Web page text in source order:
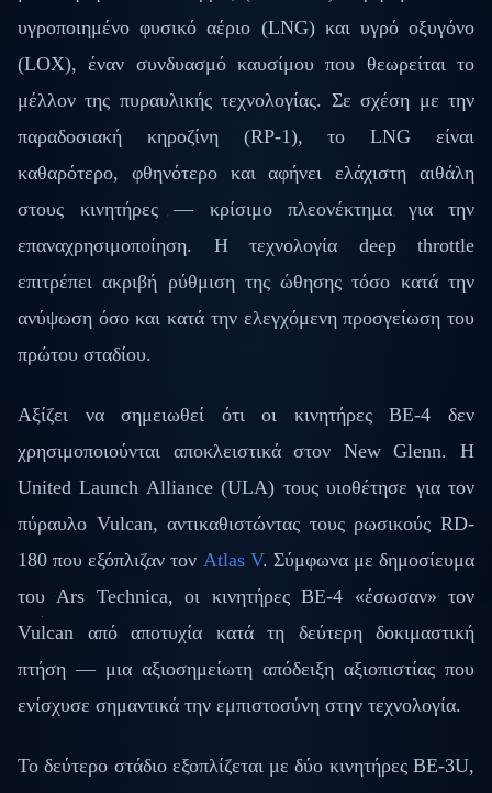
υγροποιημένο φυσικό αέριο (LNG) και υγρό οξυγόνο
(LOX), έναν συνδυασμό καυσίμου που θεωρείται το
μέλλον της πυραυλικής τεχνολογίας. Σε σχέση με την
παραδοσιακή κηροζίνη (RP-1), το LNG είναι
καθαρότερο, φθηνότερο και αφήνει ελάχιστη αιθάλη
στους κινητήρες — κρίσιμο πλεονέκτημα για την
επαναχρησιμοποίηση. Η τεχνολογία deep throttle
επιτρέπει ακριβή ρύθμιση της ώθησης τόσο κατά την
ανύψωση όσο και κατά την ελεγχόμενη προσγείωση του
πρώτου σταδίου.
Αξίζει να σημειωθεί ότι οι κινητήρες BE-4 δεν
χρησιμοποιούνται αποκλειστικά στον New Glenn. Η
United Launch Alliance (ULA) τους υιοθέτησε για τον
πύραυλο Vulcan, αντικαθιστώντας τους ρωσικούς RD-
180 που εξόπλιζαν τον Atlas V. Σύμφωνα με δημοσίευμα
του Ars Technica, οι κινητήρες BE-4 «έσωσαν» τον
Vulcan από αποτυχία κατά τη δεύτερη δοκιμαστική
πτήση — μια αξιοσημείωτη απόδειξη αξιοπιστίας που
ενίσχυσε σημαντικά την εμπιστοσύνη στην τεχνολογία.
Το δεύτερο στάδιο εξοπλίζεται με δύο κινητήρες BE-3U,